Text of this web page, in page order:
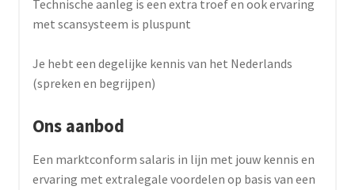
Technische aanleg is een extra troef en ook ervaring
met scansysteem is pluspunt
Je hebt een degelijke kennis van het Nederlands
(spreken en begrijpen)
Ons aanbod
Een marktconform salaris in lijn met jouw kennis en
ervaring met extralegale voordelen op basis van een